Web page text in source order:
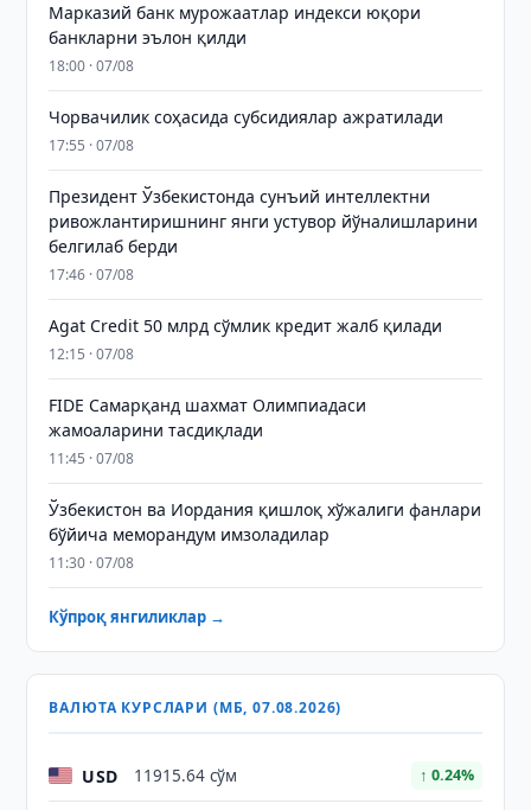
Марказий банк мурожаатлар индекси юқори
банкларни эълон қилди
18:00 · 07/08
Чорвачилик соҳасида субсидиялар ажратилади
17:55 · 07/08
Президент Ўзбекистонда сунъий интеллектни
ривожлантиришнинг янги устувор йўналишларини
белгилаб берди
17:46 · 07/08
Agat Credit 50 млрд сўмлик кредит жалб қилади
12:15 · 07/08
FIDE Самарқанд шахмат Олимпиадаси
жамоаларини тасдиқлади
11:45 · 07/08
Ўзбекистон ва Иордания қишлоқ хўжалиги фанлари
бўйича меморандум имзоладилар
11:30 · 07/08
Кўпроқ янгиликлар →
ВАЛЮТА КУРСЛАРИ (МБ, 07.08.2026)
USD 11915.64 сўм ↑ 0.24%